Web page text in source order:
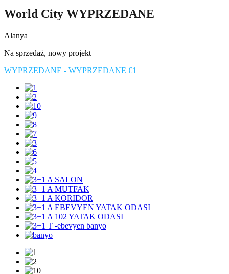
World City WYPRZEDANE
Alanya
Na sprzedaż, nowy projekt
WYPRZEDANE - WYPRZEDANE €1